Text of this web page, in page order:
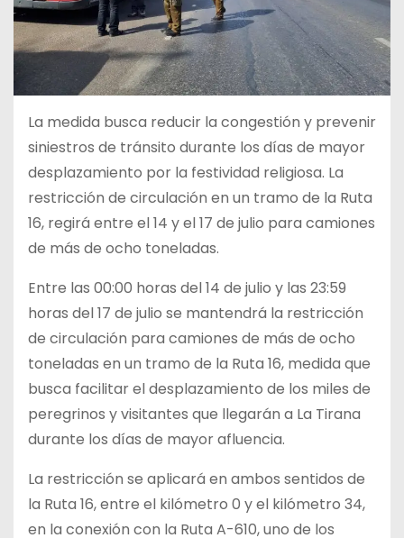
La medida busca reducir la congestión y prevenir
siniestros de tránsito durante los días de mayor
desplazamiento por la festividad religiosa. La
restricción de circulación en un tramo de la Ruta
16, regirá entre el 14 y el 17 de julio para camiones
de más de ocho toneladas.
Entre las 00:00 horas del 14 de julio y las 23:59
horas del 17 de julio se mantendrá la restricción
de circulación para camiones de más de ocho
toneladas en un tramo de la Ruta 16, medida que
busca facilitar el desplazamiento de los miles de
peregrinos y visitantes que llegarán a La Tirana
durante los días de mayor afluencia.
La restricción se aplicará en ambos sentidos de
la Ruta 16, entre el kilómetro 0 y el kilómetro 34,
en la conexión con la Ruta A-610, uno de los